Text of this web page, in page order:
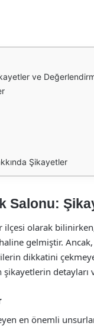
ve
Şikayetler
Salonu:
ilçesi olarak
gelmiştir.
dikkatini
en önemli